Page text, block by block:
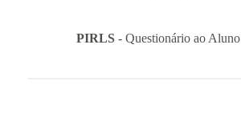
PIRLS - Questionário ao Aluno